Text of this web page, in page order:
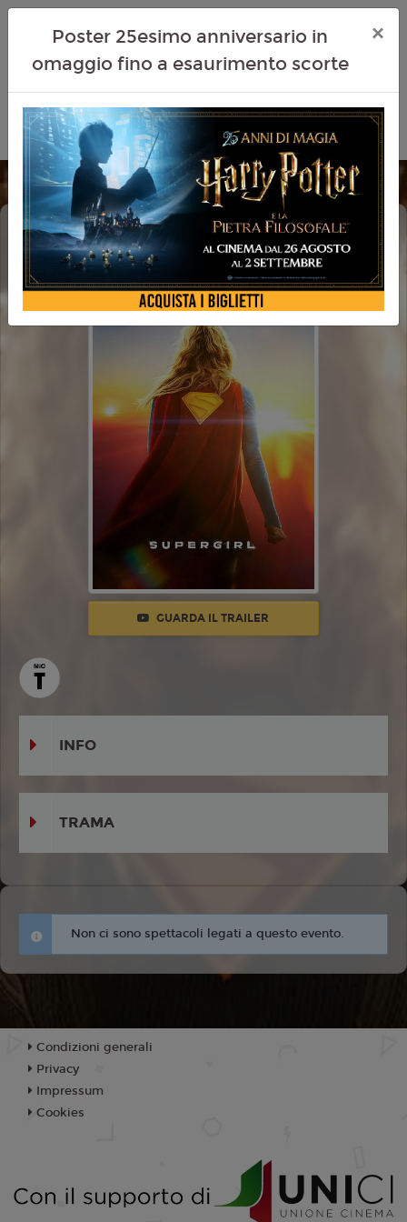
SUPERGIRL
GUARDA IL TRAILER
INFO
TRAMA
Non ci sono spettacoli legati a questo evento.
Poster 25esimo anniversario in
omaggio fino a esaurimento scorte
×
Condizioni generali
Privacy
Impressum
Cookies